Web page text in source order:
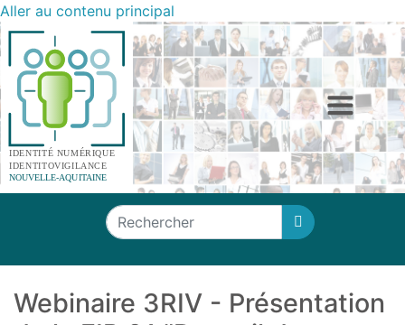
Aller au contenu principal
Rechercher 
Webinaire 3RIV - Présentation
Panneau de gestion des cookies